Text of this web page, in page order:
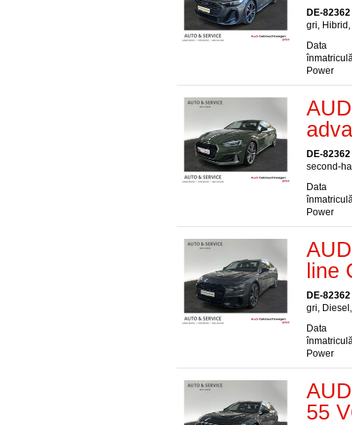
DE-
gri,
Data
Power
DE-
second-
Data
Power
line
DE-
gri,
Data
Power
55